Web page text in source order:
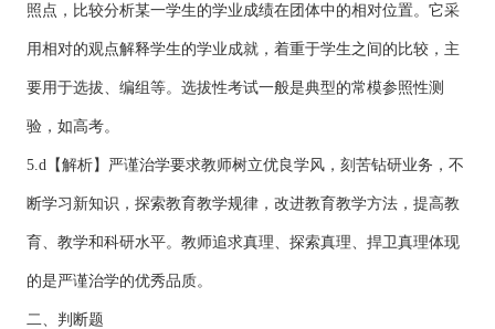
照点，比较分析某一学生的学业成绩在团体中的相对位置。它采
用相对的观点解释学生的学业成就，着重于学生之间的比较，主
要用于选拔、编组等。选拔性考试一般是典型的常模参照性测
验，如高考。
5.d【解析】严谨治学要求教师树立优良学风，刻苦钻研业务，不
断学习新知识，探索教育教学规律，改进教育教学方法，提高教
育、教学和科研水平。教师追求真理、探索真理、捍卫真理体现
的是严谨治学的优秀品质。
二、判断题